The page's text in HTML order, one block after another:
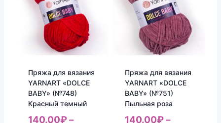
Пряжа для вязания
YARNART «DOLCE
BABY» (№748)
Красный темный
140.00₽–
Пряжа для вязания
YARNART «DOLCE
BABY» (№751)
Пыльная роза
140.00₽–